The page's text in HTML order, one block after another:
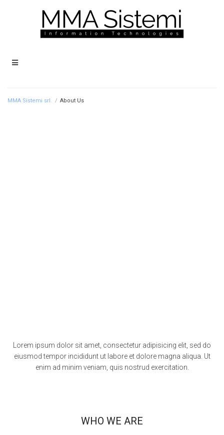
MMA Sistemi srl. / About Us
Lorem ipsum dolor sit amet, consectetur adipisicing elit, sed do
eiusmod tempor incididunt ut labore et dolore magna aliqua. Ut
enim ad minim veniam, quis nostrud exercitation.
WHO WE ARE